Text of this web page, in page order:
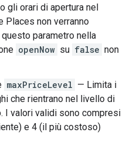
gli orari di apertura nel
Places non verranno
parametro nella
openNow su false non
maxPriceLevel — Limita i
che rientrano nel livello di
I valori validi sono compresi
e 4 (il più costoso)